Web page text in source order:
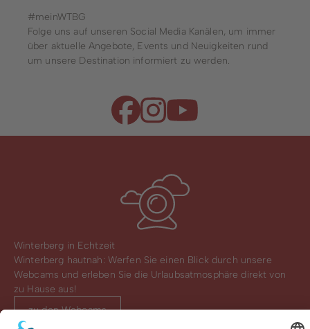
#meinWTBG
Folge uns auf unseren Social Media Kanälen, um immer
über aktuelle Angebote, Events und Neuigkeiten rund
um unsere Destination informiert zu werden.
Winterberg in Echtzeit
Winterberg hautnah: Werfen Sie einen Blick durch unsere
Webcams und erleben Sie die Urlaubsatmosphäre direkt von
zu Hause aus!
zu den Webcams